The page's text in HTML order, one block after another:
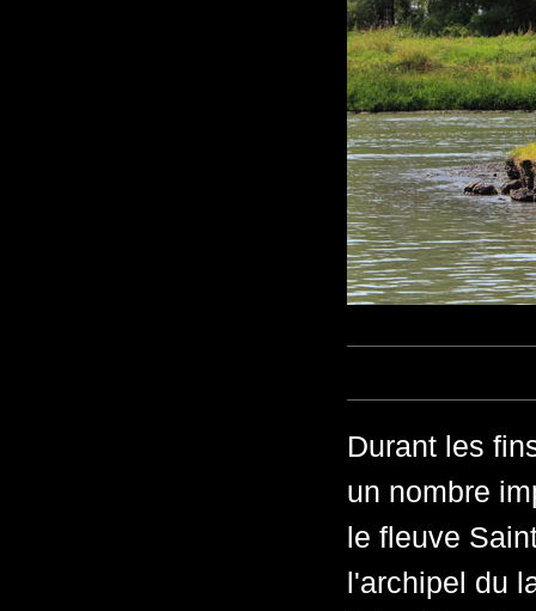
Durant les
un nombre
le fleuve
l'archipel du